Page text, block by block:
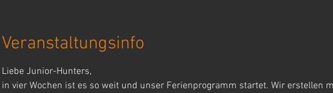
Veranstaltungsinfo
Liebe Junior-Hunters,
in vier Wochen ist es so weit und unser Ferienprogramm startet. Wir erstellen